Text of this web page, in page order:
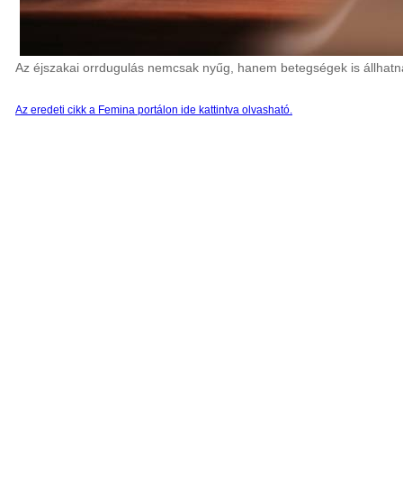
Az éjszakai orrdugulás nemcsak nyűg, hanem betegségek is
Az eredeti cikk a Femina portálon ide kattintva olvasható.